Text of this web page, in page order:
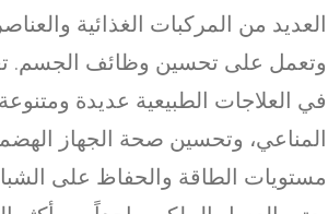
العديد من المركبات الغذائية
وتعمل على تحسين وظائف الجسم.
في العلاجات الطبيعية عديدة
المناعي، وتحسين صحة الجهاز
مستويات الطاقة والحفاظ على